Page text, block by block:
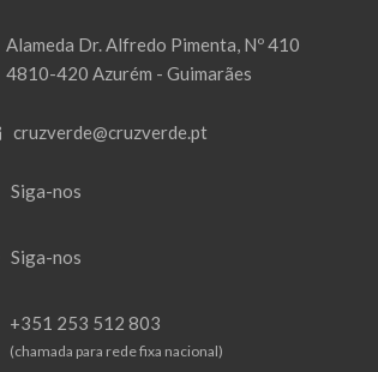
Alameda Dr. Alfredo Pimenta, Nº 410
4810-420 Azurém - Guimarães
cruzverde@cruzverde.pt
Siga-nos
Siga-nos
+351 253 512 803
(chamada para rede fixa nacional)